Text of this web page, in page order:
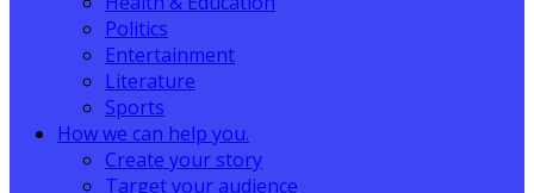
Politics
Entertainment
Literature
Sports
How we can help you.
Create your story
Target your audience